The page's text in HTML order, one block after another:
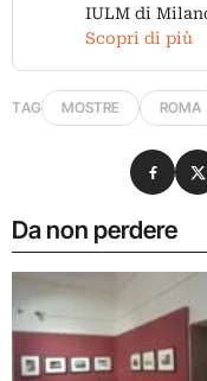
IULM di
Scopri di più
TAG MOSTRE ROMA
Da non perdere